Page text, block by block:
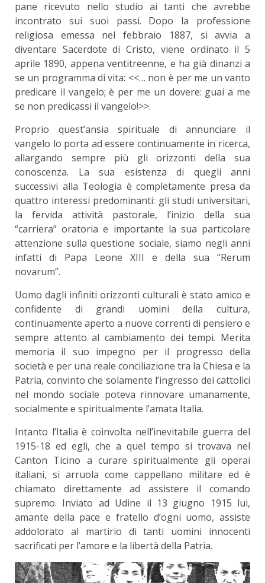
pane ricevuto nello studio ai tanti che avrebbe
incontrato sui suoi passi. Dopo la professione
religiosa emessa nel febbraio 1887, si avvia a
diventare Sacerdote di Cristo, viene ordinato il 5
aprile 1890, appena ventitreenne, e ha già dinanzi a
se un programma di vita: <<… non è per me un vanto
predicare il vangelo; è per me un dovere: guai a me
se non predicassi il vangelo!>>.
Proprio quest’ansia spirituale di annunciare il
vangelo lo porta ad essere continuamente in ricerca,
allargando sempre più gli orizzonti della sua
conoscenza. La sua esistenza di quegli anni
successivi alla Teologia è completamente presa da
quattro interessi predominanti: gli studi universitari,
la fervida attività pastorale, l’inizio della sua
“carriera” oratoria e importante la sua particolare
attenzione sulla questione sociale, siamo negli anni
infatti di Papa Leone XIII e della sua “Rerum
novarum”.
Uomo dagli infiniti orizzonti culturali è stato amico e
confidente di grandi uomini della cultura,
continuamente aperto a nuove correnti di pensiero e
sempre attento al cambiamento dei tempi. Merita
memoria il suo impegno per il progresso della
società e per una reale conciliazione tra la Chiesa e la
Patria, convinto che solamente l’ingresso dei cattolici
nel mondo sociale poteva rinnovare umanamente,
socialmente e spiritualmente l’amata Italia.
Intanto l’Italia è coinvolta nell’inevitabile guerra del
1915-18 ed egli, che a quel tempo si trovava nel
Canton Ticino a curare spiritualmente gli operai
italiani, si arruola come cappellano militare ed è
chiamato direttamente ad assistere il comando
supremo. Inviato ad Udine il 13 giugno 1915 lui,
amante della pace e fratello d’ogni uomo, assiste
addolorato al martirio di tanti uomini innocenti
sacrificati per l’amore e la libertà della Patria.